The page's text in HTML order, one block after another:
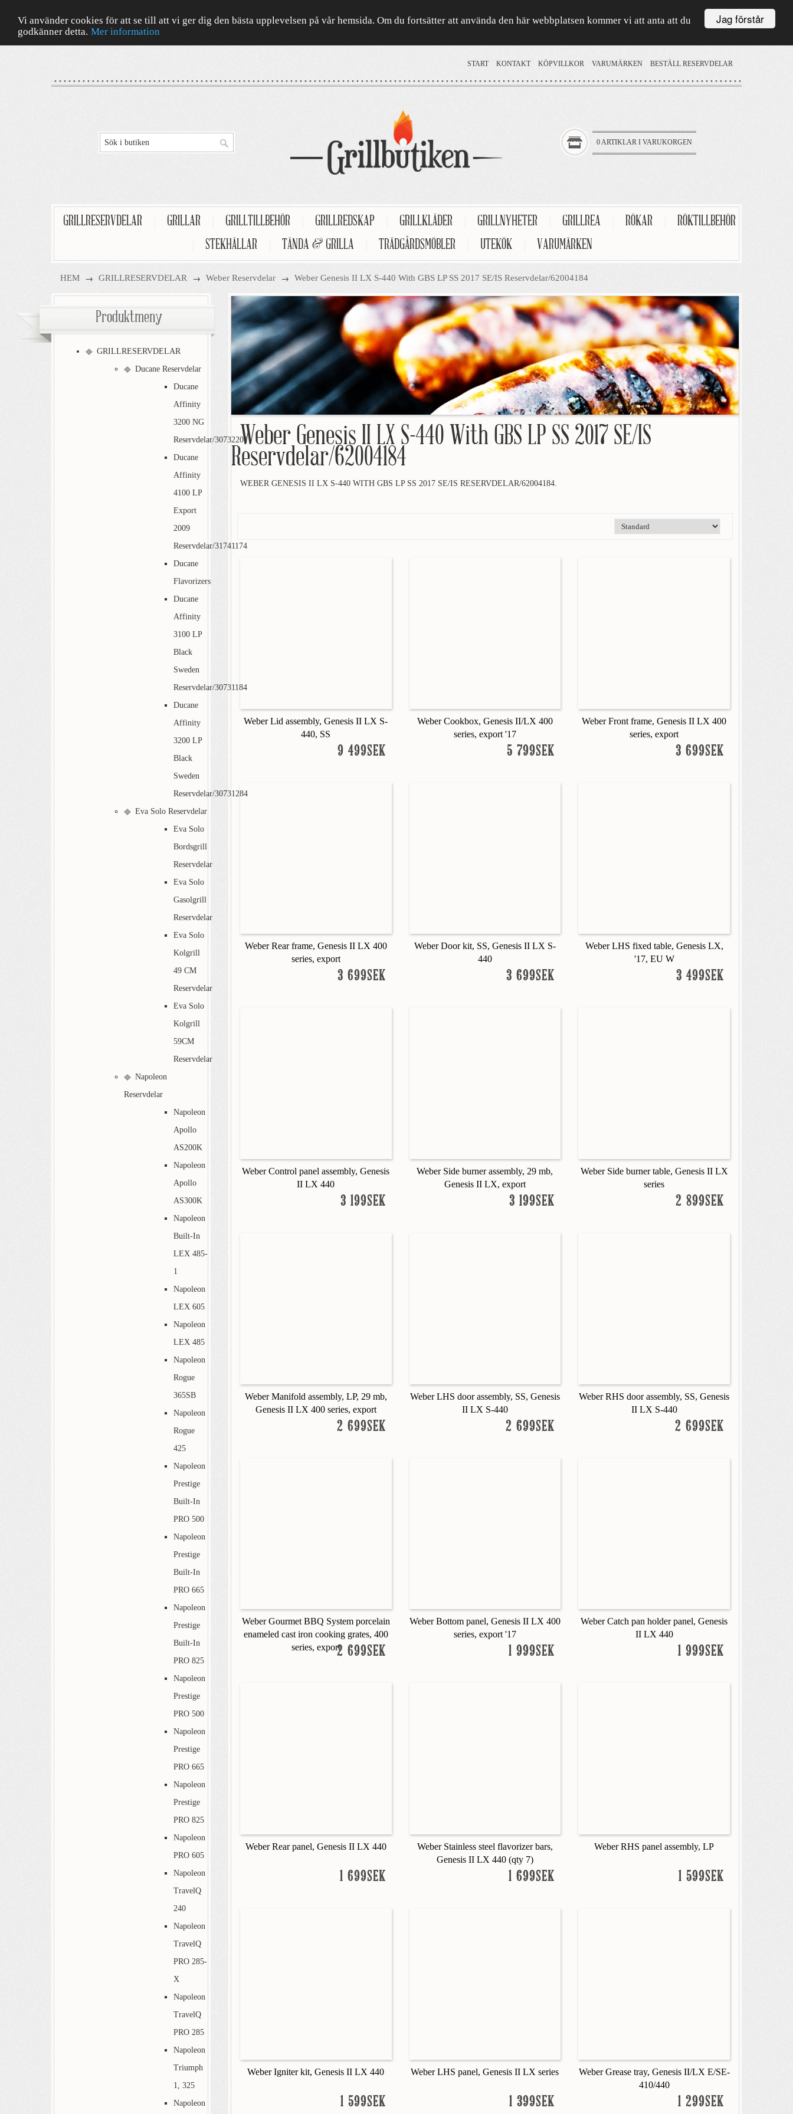
Jag förstår
Vi använder cookies för att se till att vi ger dig den bästa upplevelsen på vår hemsida. Om du fortsätter att använda den här webbplatsen kommer vi att anta att du
godkänner detta. Mer information
START KONTAKT KÖPVILLKOR VARUMÄRKEN BESTÄLL RESERVDELAR
0 ARTIKLAR I VARUKORGEN
GRILLRESERVDELAR GRILLAR GRILLTILLBEHÖR GRILLREDSKAP GRILLKLÄDER GRILLNYHETER GRILLREA RÖKAR
RÖKTILLBEHÖR
STEKHÄLLAR TÄNDA & GRILLA TRÄDGÅRDSMÖBLER UTEKÖK VARUMÄRKEN
HEM → GRILLRESERVDELAR → Weber Reservdelar → Weber Genesis II LX S-440 With GBS LP SS 2017 SE/IS Reservdelar/62004184
Weber Genesis II LX S-440 With GBS LP SS 2017 SE/IS
Reservdelar/62004184
WEBER GENESIS II LX S-440 WITH GBS LP SS 2017 SE/IS RESERVDELAR/62004184.
Weber Lid assembly, Genesis II LX S-
440, SS
9 499SEK
Weber Cookbox, Genesis II/LX 400
series, export '17
5 799SEK
Weber Front frame, Genesis II LX 400
series, export
3 699SEK
Weber Rear frame, Genesis II LX 400
series, export
3 699SEK
Weber Door kit, SS, Genesis II LX S-
440
3 699SEK
Weber LHS fixed table, Genesis LX,
'17, EU W
3 499SEK
Weber Control panel assembly, Genesis
II LX 440
3 199SEK
Weber Side burner assembly, 29 mb,
Genesis II LX, export
3 199SEK
Weber Side burner table, Genesis II LX
series
2 899SEK
Weber Manifold assembly, LP, 29 mb,
Genesis II LX 400 series, export
2 699SEK
Weber LHS door assembly, SS, Genesis
II LX S-440
2 699SEK
Weber RHS door assembly, SS, Genesis
II LX S-440
2 699SEK
Weber Gourmet BBQ System porcelain
enameled cast iron cooking grates, 400
series, export2 699SEK
Weber Bottom panel, Genesis II LX 400
series, export '17
1 999SEK
Weber Catch pan holder panel, Genesis
II LX 440
1 999SEK
Weber Rear panel, Genesis II LX 440
1 699SEK
Weber Stainless steel flavorizer bars,
Genesis II LX 440 (qty 7)
1 699SEK
Weber RHS panel assembly, LP
1 599SEK
Weber Igniter kit, Genesis II LX 440
1 599SEK
Weber LHS panel, Genesis II LX series
1 399SEK
Weber Grease tray, Genesis II/LX E/SE-
410/440
1 299SEK
Produktmeny
GRILLRESERVDELAR
Ducane Reservdelar
Ducane
Affinity
3200 NG
Reservdelar/30732201
Ducane
Affinity
4100 LP
Export
2009
Reservdelar/31741174
Ducane
Flavorizers
Ducane
Affinity
3100 LP
Black
Sweden
Reservdelar/30731184
Ducane
Affinity
3200 LP
Black
Sweden
Reservdelar/30731284
Eva Solo Reservdelar
Eva Solo
Bordsgrill
Reservdelar
Eva Solo
Gasolgrill
Reservdelar
Eva Solo
Kolgrill
49 CM
Reservdelar
Eva Solo
Kolgrill
59CM
Reservdelar
Napoleon
Reservdelar
Napoleon
Apollo
AS200K
Napoleon
Apollo
AS300K
Napoleon
Built-In
LEX 485-
1
Napoleon
LEX 605
Napoleon
LEX 485
Napoleon
Rogue
365SB
Napoleon
Rogue
425
Napoleon
Prestige
Built-In
PRO 500
Napoleon
Prestige
Built-In
PRO 665
Napoleon
Prestige
Built-In
PRO 825
Napoleon
Prestige
PRO 500
Napoleon
Prestige
PRO 665
Napoleon
Prestige
PRO 825
Napoleon
PRO 605
Napoleon
TravelQ
240
Napoleon
TravelQ
PRO 285-
X
Napoleon
TravelQ
PRO 285
Napoleon
Triumph
1, 325
Napoleon